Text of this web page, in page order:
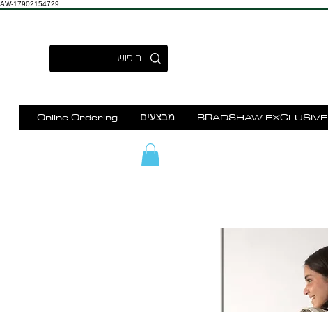
AW-17902154729
BRADSHAW EXCLUSIVE מבצעים Online Ordering